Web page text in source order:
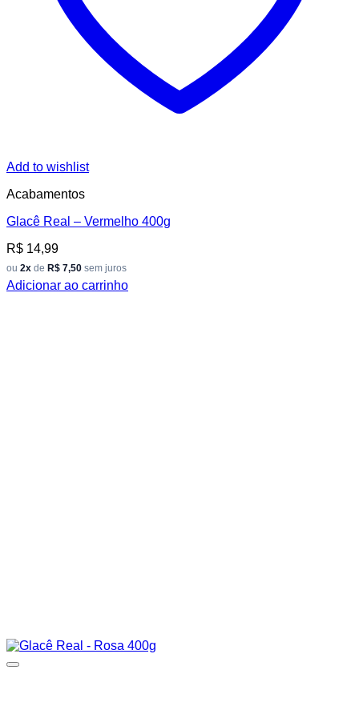
Add to wishlist
Acabamentos
Glacê Real – Vermelho 400g
R$ 14,99
ou 2x de R$ 7,50 sem juros
Adicionar ao carrinho